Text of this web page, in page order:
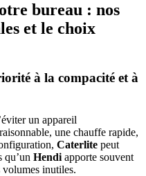
bureau : nos
et le choix
à la compacité et à
un appareil
une chauffe rapide,
Caterlite peut
qu’un Hendi apporte souvent
volumes inutiles.